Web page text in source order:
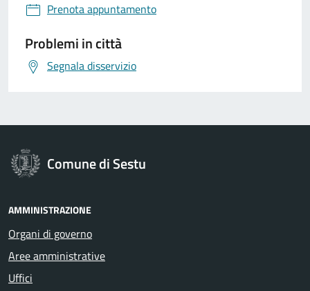
Prenota appuntamento
Problemi in città
Segnala disservizio
Comune di Sestu
AMMINISTRAZIONE
Organi di governo
Aree amministrative
Uffici